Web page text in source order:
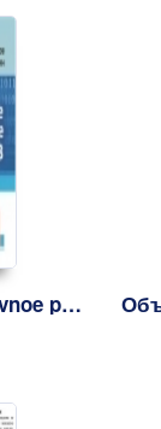
Kurakov i raytsin effektivnoe prodvizhenie sayta